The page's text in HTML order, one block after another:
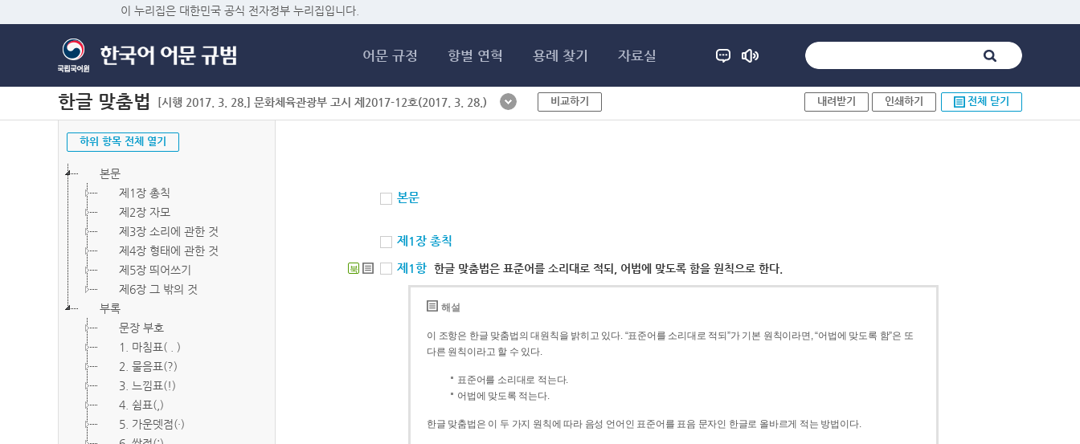
이 누리집은 대한민국 공식 전자정부 누리집입니다.
어문 규정 항별 연혁 용례 찾기 자료실
한글 맞춤법 [시행 2017. 3. 28.] 문화체육관광부 고시 제2017-12호(2017. 3. 28.) 비교하기 내려받기 인쇄하기 전체 닫기
하위 항목 전체 열기
본문
제1장 총칙
제2장 자모
제3장 소리에 관한 것
제4장 형태에 관한 것
제5장 띄어쓰기
제6장 그 밖의 것
부록
문장 부호
1. 마침표( . )
2. 물음표(?)
3. 느낌표(!)
4. 쉼표(,)
5. 가운뎃점(·)
본문
제1장 총칙
북 제1항 한글 맞춤법은 표준어를 소리대로 적되, 어법에 맞도록 함을 원칙으로 한다.
해설
이 조항은 한글 맞춤법의 대원칙을 밝히고 있다. “표준어를 소리대로 적되”가 기본 원칙이라면, “어법에 맞도록 함”은 또
다른 원칙이라고 할 수 있다.
표준어를 소리대로 적는다.
어법에 맞도록 적는다.
한글 맞춤법은 이 두 가지 원칙에 따라 음성 언어인 표준어를 표음 문자인 한글로 올바르게 적는 방법이다.